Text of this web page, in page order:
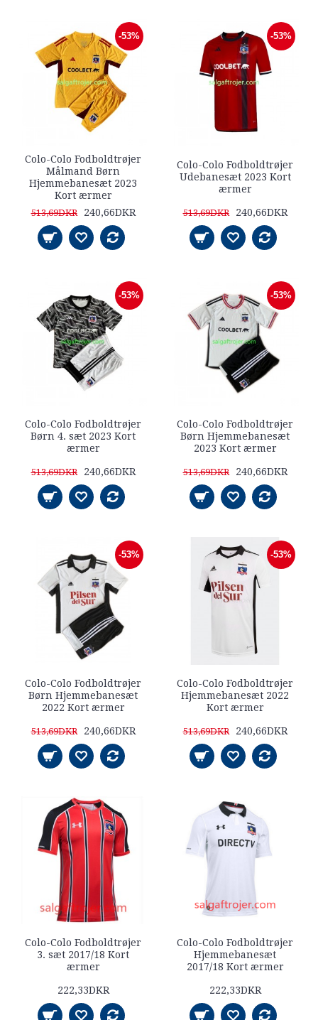
-53%
Colo-Colo Fodboldtrøjer
Målmand Børn
Hjemmebanesæt 2023
Kort ærmer
513,69DKR 240,66DKR
-53%
Colo-Colo Fodboldtrøjer
Udebanesæt 2023 Kort
ærmer
513,69DKR 240,66DKR
-53%
Colo-Colo Fodboldtrøjer
Børn 4. sæt 2023 Kort
ærmer
513,69DKR 240,66DKR
-53%
Colo-Colo Fodboldtrøjer
Børn Hjemmebanesæt
2023 Kort ærmer
513,69DKR 240,66DKR
-53%
Colo-Colo Fodboldtrøjer
Børn Hjemmebanesæt
2022 Kort ærmer
513,69DKR 240,66DKR
-53%
Colo-Colo Fodboldtrøjer
Hjemmebanesæt 2022
Kort ærmer
513,69DKR 240,66DKR
Colo-Colo Fodboldtrøjer
3. sæt 2017/18 Kort
ærmer
222,33DKR
Colo-Colo Fodboldtrøjer
Hjemmebanesæt
2017/18 Kort ærmer
222,33DKR